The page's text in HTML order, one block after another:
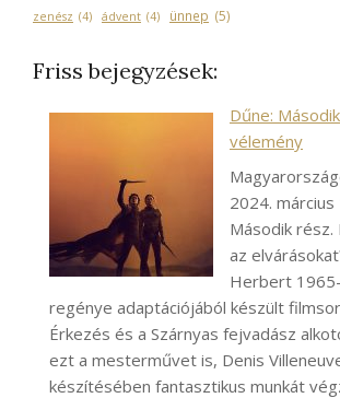
zenész (4) ádvent (4) ünnep (5)
Friss bejegyzések:
Dűne:
vélemény
2024.
Második
az
Herbert
regénye adaptációjából készült
Érkezés és a Szárnyas fejvadász
ezt a mesterművet is, Denis
készítésében fantasztikus munkát